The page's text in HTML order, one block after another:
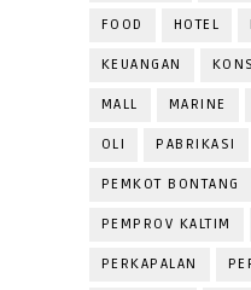
FOOD HOTEL
KEUANGAN
MALL MARINE
OLI PABRIKASI
PEMKOT BONTANG
PEMPROV KALTIM
PERKAPALAN